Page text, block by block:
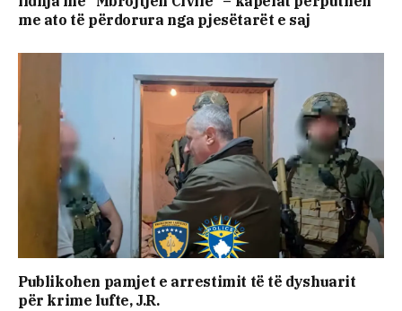
me ato të përdorura nga pjesëtarët e saj
Publikohen pamjet e arrestimit të të dyshuarit
për krime lufte, J.R.